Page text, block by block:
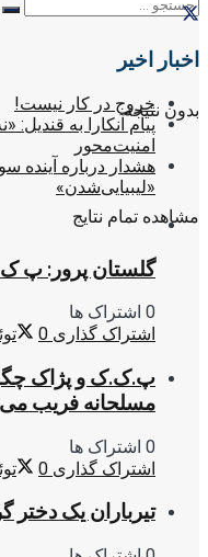
بدون نتیجه
مشاهده تمام نتایج
اخبار اخیر
خروج در کار نیست!
پیام آنکارا به قندیل:
امنیت‌محور
هشدار درباره آینده
«لیبیایی‌شدن»
گلستان پرور: پ
0 اشتراک ها
اشتراک گذاری 0
پ.ک.ک و پژاک
مسلحانه فریب
0 اشتراک ها
اشتراک گذاری 0
تیرباران یک